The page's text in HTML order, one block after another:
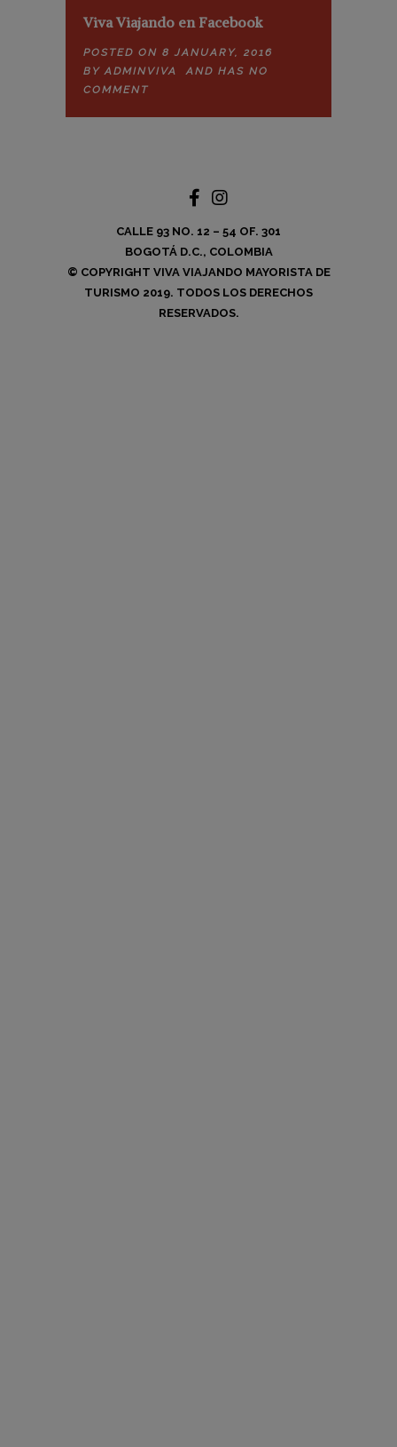
Viva Viajando en Facebook
POSTED ON 8 JANUARY, 2016
BYADMINVIVA AND HAS NO
COMMENT
CALLE 93 NO. 12 – 54 OF. 301
BOGOTÁ D.C., COLOMBIA
© COPYRIGHT VIVA VIAJANDO MAYORISTA DE
TURISMO 2019. TODOS LOS DERECHOS
RESERVADOS.